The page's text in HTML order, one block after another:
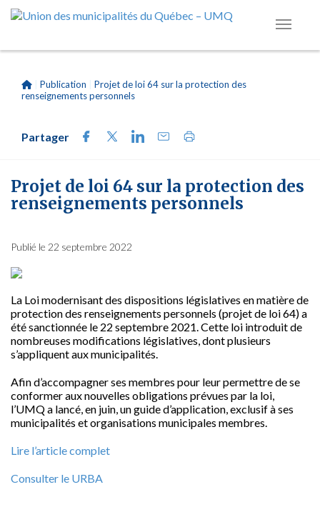
Publication
Projet de loi 64 sur la protection des
renseignements personnels
Partager
Projet de loi 64 sur la protection des
renseignements personnels
Publié le 22 septembre 2022
La Loi modernisant des dispositions législatives en matière de
protection des renseignements personnels (projet de loi 64) a
été sanctionnée le 22 septembre 2021. Cette loi introduit de
nombreuses modifications législatives, dont plusieurs
s’appliquent aux municipalités.
Afin d’accompagner ses membres pour leur permettre de se
conformer aux nouvelles obligations prévues par la loi,
l’UMQ a lancé, en juin, un guide d’application, exclusif à ses
municipalités et organisations municipales membres.
Lire l’article complet
Consulter le URBA